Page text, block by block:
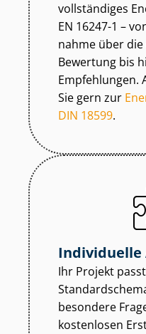
vollständiges
EN 16247-1 –
nah­me über
Bewertung bis
Empfehlungen.
Sie gern zur
DIN 18599.
Individuelle
Ihr Projekt
besondere
kostenlosen